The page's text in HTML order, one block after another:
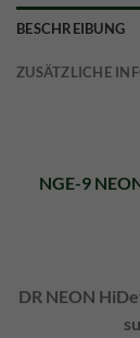
BESCHREIBUNG
ZUSÄTZLICHE
NGE-9
DR NEON